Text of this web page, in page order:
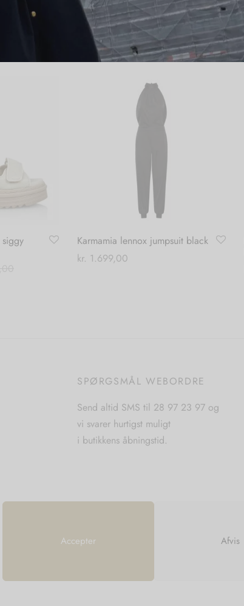
Accepter Afvis
Karmamia lennox jumpsuit black
kr. 1.699,00
vælges
på
varesiden
SPØRGSMÅL WEBORDRE
Send altid SMS til 28 97 23 97 og
vi svarer hurtigst muligt
i butikkens åbningstid.